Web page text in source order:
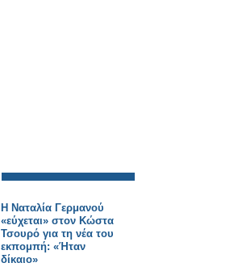
Η Ναταλία Γερμανού
«εύχεται» στον Κώστα
Τσουρό για τη νέα του
εκπομπή: «Ήταν
δίκαιο»